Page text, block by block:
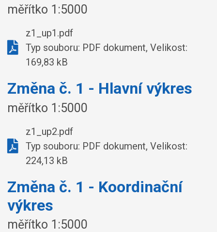
měřítko 1:5000
z1_up1.pdf
Typ souboru: PDF dokument, Velikost:
169,83 kB
Změna č. 1 - Hlavní výkres
měřítko 1:5000
z1_up2.pdf
Typ souboru: PDF dokument, Velikost:
224,13 kB
Změna č. 1 - Koordinační
výkres
měřítko 1:5000